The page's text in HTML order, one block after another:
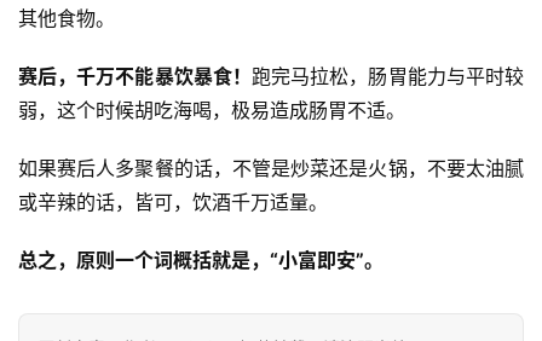
其他食物。
赛后，千万不能暴饮暴食！ 跑完马拉松，肠胃能力与平时较
弱，这个时候胡吃海喝，极易造成肠胃不适。
如果赛后人多聚餐的话，不管是炒菜还是火锅，不要太油腻
或辛辣的话，皆可，饮酒千万适量。
总之，原则一个词概括就是，“小富即安”。